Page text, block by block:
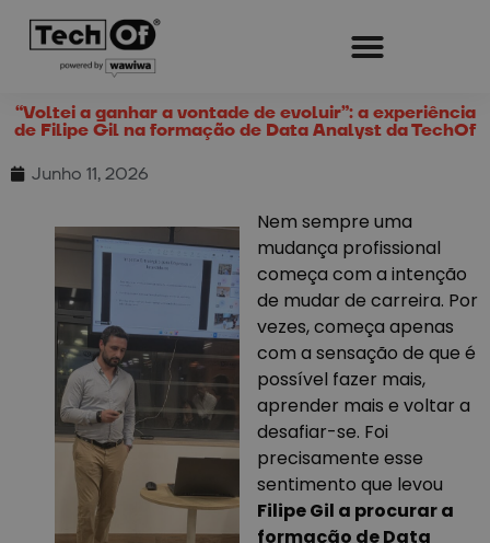
“Voltei a ganhar a vontade de evoluir”: a experiência
de Filipe Gil na formação de Data Analyst da TechOf
Junho 11, 2026
Nem sempre uma
mudança profissional
começa com a intenção
de mudar de carreira. Por
vezes, começa apenas
com a sensação de que é
possível fazer mais,
aprender mais e voltar a
desafiar-se. Foi
precisamente esse
sentimento que levou
Filipe Gil a procurar a
formação de Data